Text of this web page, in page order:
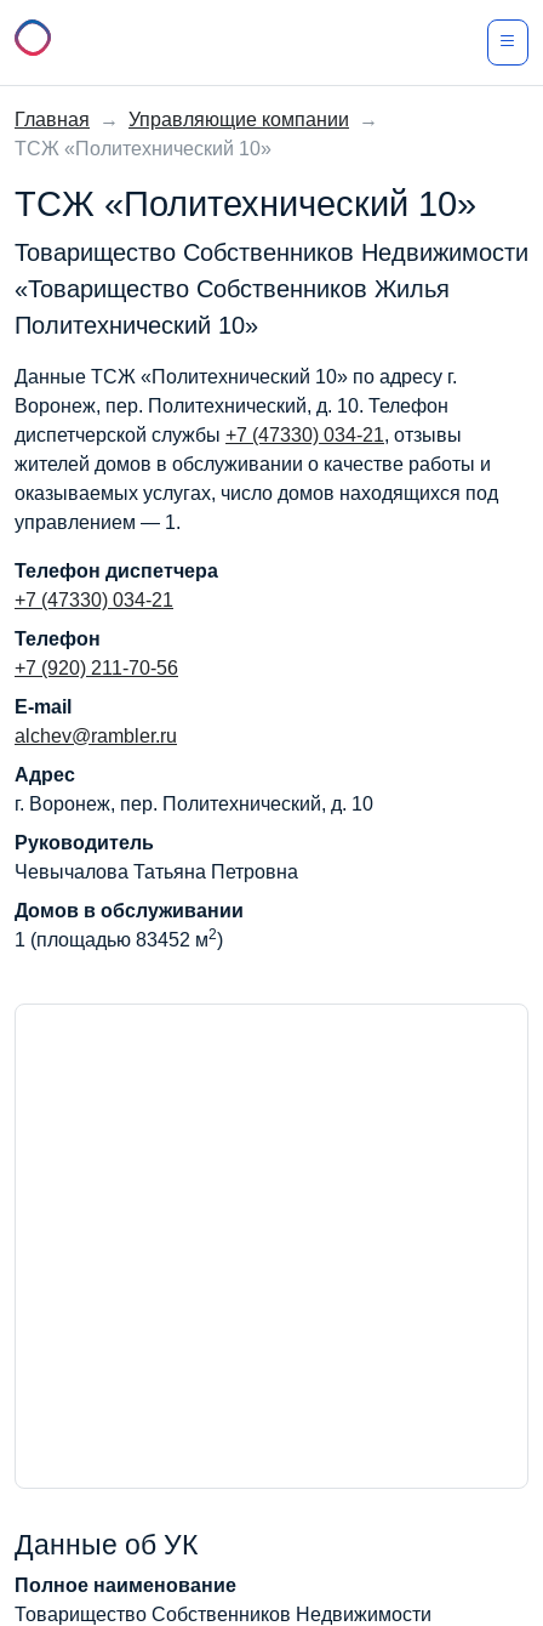
Главная → Управляющие компании
→
ТСЖ «Политехнический 10»
ТСЖ «Политехнический 10»
Товарищество Собственников Недвижимости
«Товарищество Собственников Жилья
Политехнический 10»
Данные ТСЖ «Политехнический 10» по адресу г.
Воронеж, пер. Политехнический, д. 10. Телефон
диспетчерской службы +7 (47330) 034-21, отзывы
жителей домов в обслуживании о качестве работы и
оказываемых услугах, число домов находящихся под
управлением — 1.
Телефон диспетчера
+7 (47330) 034-21
Телефон
+7 (920) 211-70-56
E-mail
alchev@rambler.ru
Адрес
г. Воронеж, пер. Политехнический, д. 10
Руководитель
Чевычалова Татьяна Петровна
Домов в обслуживании
1 (площадью 83452 м2)
Данные об УК
Полное наименование
Товарищество Собственников Недвижимости